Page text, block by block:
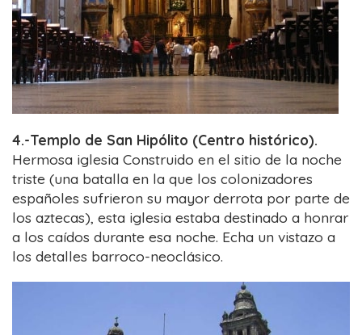
4.-Templo de San Hipólito (Centro histórico).
Hermosa iglesia Construido en el sitio de la noche
triste (una batalla en la que los colonizadores
españoles sufrieron su mayor derrota por parte de
los aztecas), esta iglesia estaba destinado a honrar
a los caídos durante esa noche. Echa un vistazo a
los detalles barroco-neoclásico.